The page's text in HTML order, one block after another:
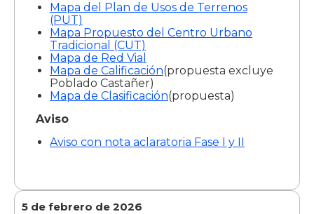
Mapa del Plan de Usos de Terrenos
(PUT)
Mapa Propuesto del Centro Urbano
Tradicional (CUT)
Mapa de Red Vial
Mapa de Calificación(propuesta excluye
Poblado Castañer)
Mapa de Clasificación(propuesta)
Aviso
Aviso con nota aclaratoria Fase I y II
5 de febrero de 2026